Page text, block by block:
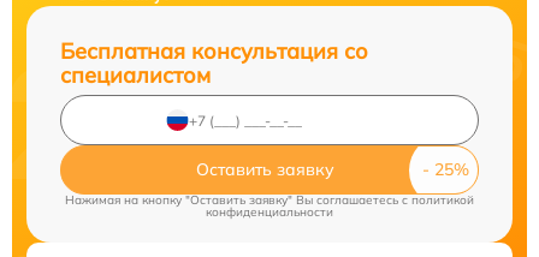
Бесплатная консультация со
специалистом
Оставить заявку
Нажимая на кнопку "Оставить заявку" Вы соглашаетесь c политикой
конфиденциальности